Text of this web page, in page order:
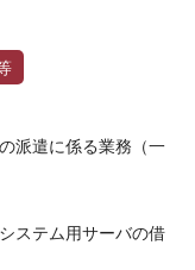
派遣に係る業務（一
ステム用サーバの借